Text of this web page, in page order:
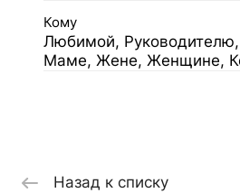
Кому
Любимой,
Маме, Жене, Женщине,
Назад к списку